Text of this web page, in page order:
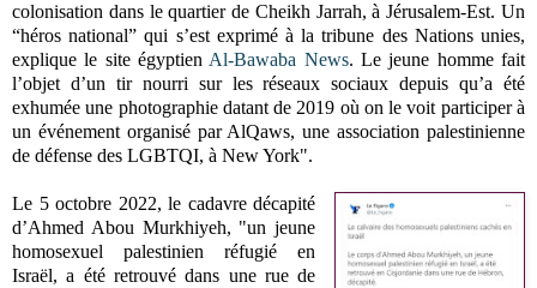
colonisation dans le quartier de Cheikh Jarrah, à Jérusalem-Est. Un
“héros national” qui s’est exprimé à la tribune des Nations unies,
explique le site égyptienAl-Bawaba News. Le jeune homme fait
l’objet d’un tir nourri sur les réseaux sociaux depuis qu’a été
exhumée une photographie datant de 2019 où on le voit participer à
un événement organisé par AlQaws, une association palestinienne
de défense des LGBTQI, à New York".
Le 5 octobre 2022, le cadavre décapité
d’Ahmed Abou Murkhiyeh, "un jeune
homosexuel palestinien réfugié en
Israël, a été retrouvé dans une rue de